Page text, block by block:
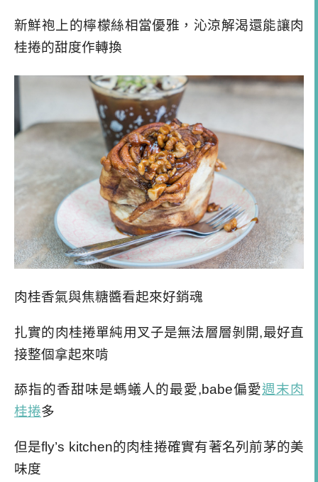
新鮮袍上的檸檬絲相當優雅，沁涼解渴還能讓肉
桂捲的甜度作轉換
肉桂香氣與焦糖醬看起來好銷魂
扎實的肉桂捲單純用叉子是無法層層剝開,最好直
接整個拿起來啃
舔指的香甜味是螞蟻人的最愛,babe偏愛週末肉
桂捲多
但是fly’s kitchen的肉桂捲確實有著名列前茅的美
味度